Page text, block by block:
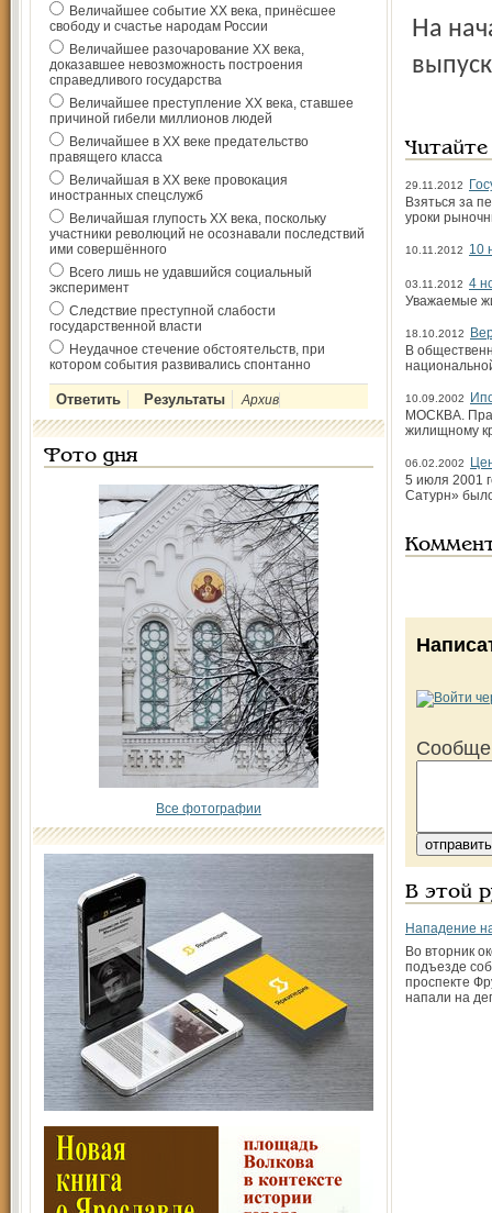
Величайшее событие ХХ века, принёсшее
свободу и счастье народам России
Величайшее разочарование ХХ века,
доказавшее невозможность построения
справедливого государства
Величайшее преступление ХХ века, ставшее
причиной гибели миллионов людей
Величайшее в ХХ веке предательство
правящего класса
Величайшая в ХХ веке провокация
иностранных спецслужб
Величайшая глупость ХХ века, поскольку
участники революций не осознавали последствий
ими совершённого
Всего лишь не удавшийся социальный
эксперимент
Следствие преступной слабости
государственной власти
Неудачное стечение обстоятельств, при
котором события развивались спонтанно
Архив
Фото дня
Все фотографии
На начало 2004 года 256 обществ не имели регистрацию
29.11.2012
Взяться за
уроки
10.11.2012 10
03.11.2012 4
Уважаемые
18.10.2012
В
10.09.2002
МОСКВА.
жилищному
06.02.2002
5 июля 2001
Сатурн»
В этой
Нападение
Во вторник
подъезде
проспекте
напали на